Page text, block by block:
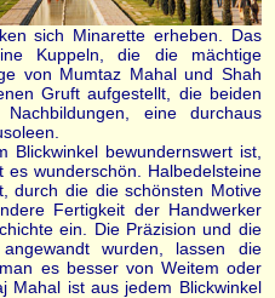
sich Minarette erheben. Das
Kuppeln, die die mächtige
von Mumtaz Mahal und Shah
Gruft aufgestellt, die beiden
eine durchaus
bewundernswert ist,
wunderschön. Halbedelsteine
durch die die schönsten Motive
Fertigkeit der Handwerker
ein. Die Präzision und die
wurden, lassen die
es besser von Weitem oder
Mahal ist aus jedem Blickwinkel